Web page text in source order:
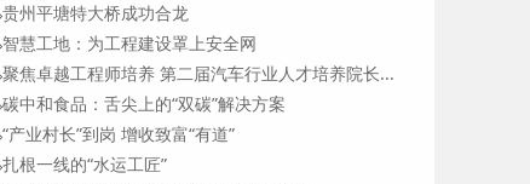
贵州平塘特大桥成功合龙
智慧工地：为工程建设罩上安全网
聚焦卓越工程师培养 第二届汽车行业人才培养院长...
碳中和食品：舌尖上的“双碳”解决方案
“产业村长”到岗 增收致富“有道”
扎根一线的“水运工匠”